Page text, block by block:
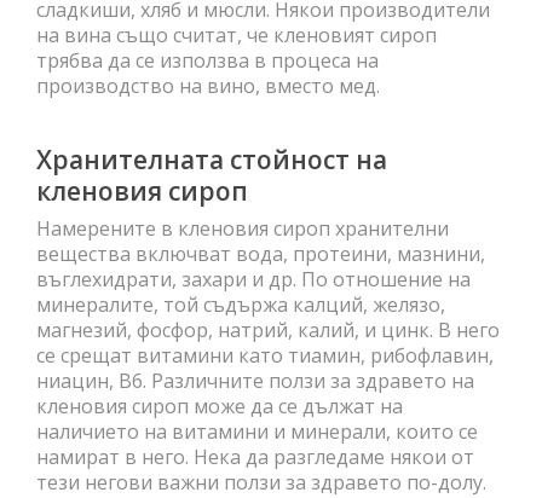
сладкиши, хляб и мюсли. Някои производители
на вина също считат, че кленовият сироп
трябва да се използва в процеса на
производство на вино, вместо мед.
Хранителната стойност на
кленовия сироп
Намерените в кленовия сироп хранителни
вещества включват вода, протеини, мазнини,
въглехидрати, захари и др. По отношение на
минералите, той съдържа калций, желязо,
магнезий, фосфор, натрий, калий, и цинк. В него
се срещат витамини като тиамин, рибофлавин,
ниацин, В6. Различните ползи за здравето на
кленовия сироп може да се дължат на
наличието на витамини и минерали, които се
намират в него. Нека да разгледаме някои от
тези негови важни ползи за здравето по-долу.